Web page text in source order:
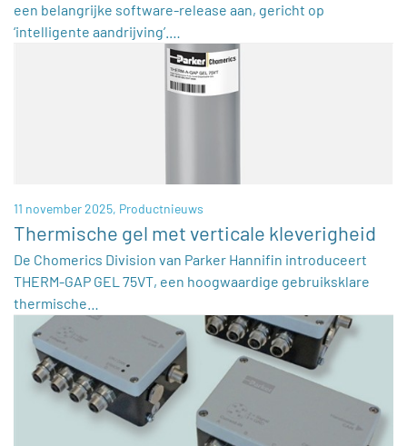
een belangrijke software-release aan, gericht op
‘intelligente aandrijving’.…
11 november 2025, Productnieuws
Thermische gel met verticale kleverigheid
De Chomerics Division van Parker Hannifin introduceert
THERM-GAP GEL 75VT, een hoogwaardige gebruiksklare
thermische…